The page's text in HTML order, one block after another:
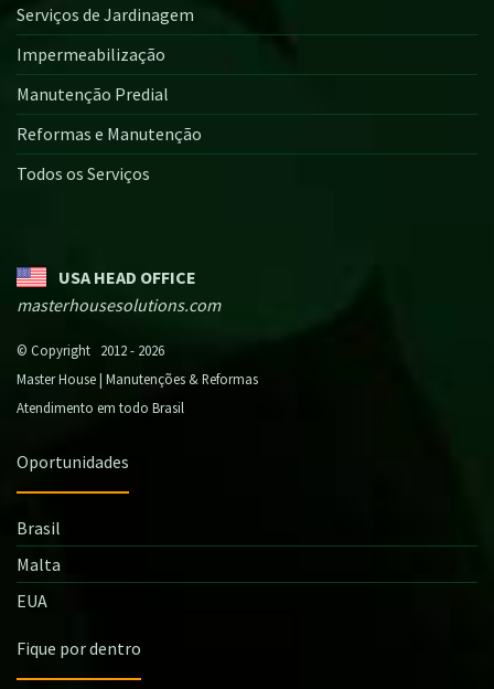
Serviços de Jardinagem
Impermeabilização
Manutenção Predial
Reformas e Manutenção
Todos os Serviços
USA HEAD OFFICE
masterhousesolutions.com
© Copyright 2012 - 2026
Master House | Manutenções & Reformas
Atendimento em todo Brasil
Oportunidades
Brasil
Malta
EUA
Fique por dentro